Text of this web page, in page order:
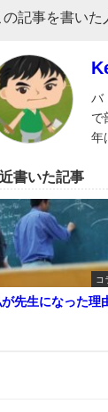
の記事を書いた
バ
で
年
書いた記事
コ
が先生になった理